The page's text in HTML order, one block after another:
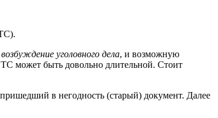
возбуждение уголовного дела, и возможную
может быть довольно длительной. Стоит
в негодность (старый) документ. Далее